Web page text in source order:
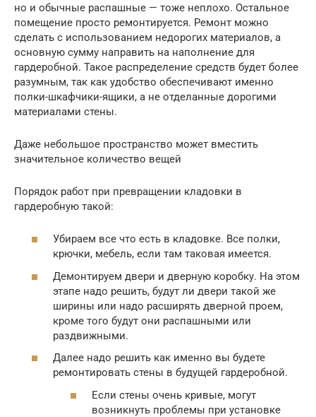
но и обычные распашные — тоже неплохо. Остальное
помещение просто ремонтируется. Ремонт можно
сделать с использованием недорогих материалов, а
основную сумму направить на наполнение для
гардеробной. Такое распределение средств будет более
разумным, так как удобство обеспечивают именно
полки-шкафчики-ящики, а не отделанные дорогими
материалами стены.
Даже небольшое пространство может вместить
значительное количество вещей
Порядок работ при превращении кладовки в
гардеробную такой:
Убираем все что есть в кладовке. Все полки,
крючки, мебель, если там таковая имеется.
Демонтируем двери и дверную коробку. На этом
этапе надо решить, будут ли двери такой же
ширины или надо расширять дверной проем,
кроме того будут они распашными или
раздвижными.
Далее надо решить как именно вы будете
ремонтировать стены в будущей гардеробной.
Если стены очень кривые, могут
возникнуть проблемы при установке